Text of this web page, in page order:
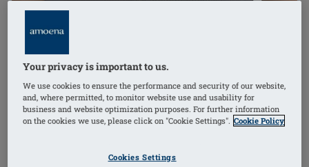
Your privacy is important to us.
We use cookies to ensure the performance and security of our website,
and, where permitted, to monitor website use and usability for
business and website optimization purposes. For further information
on the cookies we use, please click on "Cookie Settings". Cookie Policy
Cookies Settings